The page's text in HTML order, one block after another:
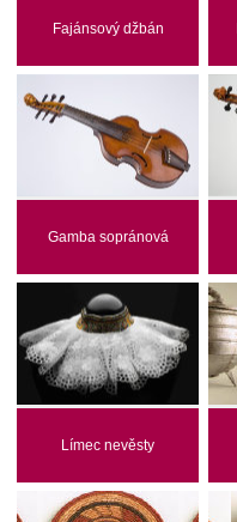
Fajánsový džbán
Gamba sopránová
Límec nevěsty